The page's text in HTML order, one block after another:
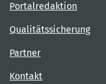
Portalredaktion
Qualitätssicherung
Partner
Kontakt